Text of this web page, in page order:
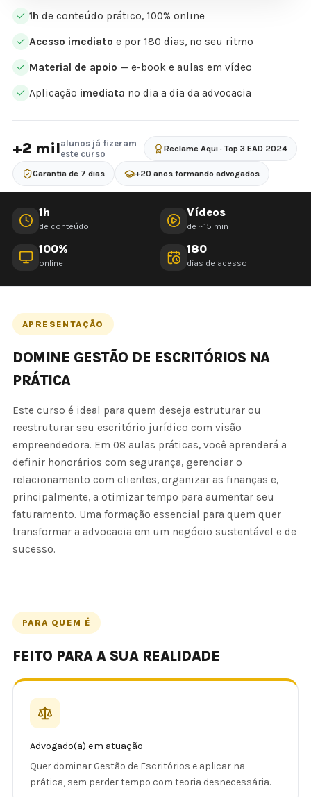
1h de conteúdo prático, 100% online
Acesso imediato e por 180 dias, no seu ritmo
Material de apoio — e-book e aulas em vídeo
Aplicação imediata no dia a dia da advocacia
+2 milalunos já fizeram
este curso
Reclame Aqui · Top 3 EAD 2024
Garantia de 7 dias +20 anos formando advogados
1h
de conteúdo
Vídeos
de ~15 min
100%
online
180
dias de acesso
APRESENTAÇÃO
DOMINE GESTÃO DE ESCRITÓRIOS NA
PRÁTICA
Este curso é ideal para quem deseja estruturar ou
reestruturar seu escritório jurídico com visão
empreendedora. Em 08 aulas práticas, você aprenderá a
definir honorários com segurança, gerenciar o
relacionamento com clientes, organizar as finanças e,
principalmente, a otimizar tempo para aumentar seu
faturamento. Uma formação essencial para quem quer
transformar a advocacia em um negócio sustentável e de
sucesso.
PARA QUEM É
FEITO PARA A SUA REALIDADE
Advogado(a) em atuação
Quer dominar Gestão de Escritórios e aplicar na
prática, sem perder tempo com teoria desnecessária.